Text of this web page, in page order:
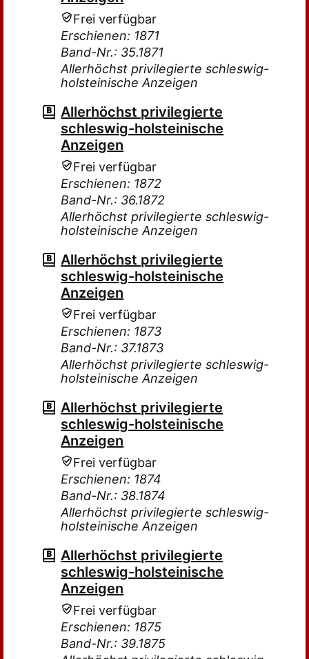
Frei verfügbar
Erschienen: 1871
Band-Nr.: 35.1871
Allerhöchst privilegierte schleswig-
holsteinische Anzeigen
Allerhöchst privilegierte
schleswig-holsteinische
Anzeigen
Frei verfügbar
Erschienen: 1872
Band-Nr.: 36.1872
Allerhöchst privilegierte schleswig-
holsteinische Anzeigen
Allerhöchst privilegierte
schleswig-holsteinische
Anzeigen
Frei verfügbar
Erschienen: 1873
Band-Nr.: 37.1873
Allerhöchst privilegierte schleswig-
holsteinische Anzeigen
Allerhöchst privilegierte
schleswig-holsteinische
Anzeigen
Frei verfügbar
Erschienen: 1874
Band-Nr.: 38.1874
Allerhöchst privilegierte schleswig-
holsteinische Anzeigen
Allerhöchst privilegierte
schleswig-holsteinische
Anzeigen
Frei verfügbar
Erschienen: 1875
Band-Nr.: 39.1875